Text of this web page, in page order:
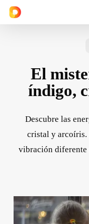
Skip
Cart
El
índigo,
Descubre las
cristal y arcoíris.
vibración diferente